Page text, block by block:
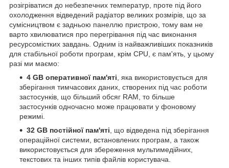
розігріватися до небезпечних температур, проте під його
охолодження відведений радіатор великих розмірів, що за
сумісництвом є задньою панеллю пристрою, тому вам не
варто хвилюватися про перегрівання під час виконання
ресурсомістких завдань. Одним із найважливіших показників
для стабільної роботи програм, крім CPU, є пам'ять, у цьому
разі ми маємо:
4 GB оперативної пам'яті , яка використовується для
зберігання тимчасових даних, створених під час роботи
застосунків, що більший обсяг RAM, то більше
застосунків одночасно може працювати у фоновому
режимі.
32 GB постійної пам'яті , що відведена під зберігання
операційної системи, встановлених програм, а також
використовується для збереження мультимедійних,
текстових та інших типів файлів користувача.